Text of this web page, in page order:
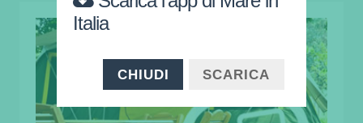
Italia
CHIUDI SCARICA